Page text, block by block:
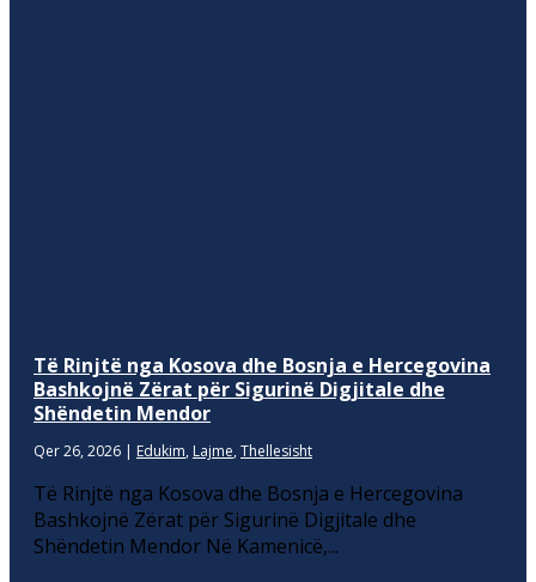
Të Rinjtë nga Kosova dhe Bosnja e Hercegovina
Bashkojnë Zërat për Sigurinë Digjitale dhe
Shëndetin Mendor
Qer 26, 2026 | Edukim, Lajme, Thellesisht
Të Rinjtë nga Kosova dhe Bosnja e Hercegovina
Bashkojnë Zërat për Sigurinë Digjitale dhe
Shëndetin Mendor Në Kamenicë,...